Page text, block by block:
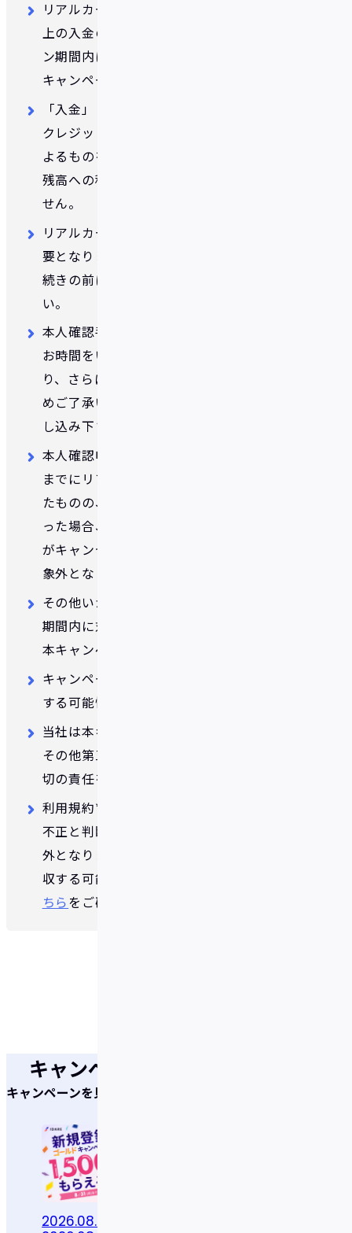
リアルカードの発行手続き、合計2,000円以
上の入金の順序は問いません。キャンペー
ン期間内に両方の条件ともに満たせば、本
キャンペーンの対象となります。
「入金」とは、現金（コンビニ・ATM）、
クレジットカード、銀行口座、口座振込に
よるものを指します。付与されたボーナスの
残高への移動や他者からの送金等は含みま
せん。
リアルカード発行には本人確認の完了が必
要となります。本人確認が未済の方は発行手
続きの前に必ず本人確認を行なってくださ
い。
本人確認手続きには、通常1～2営業日ほど
お時間をいただきます。混雑の度合いによ
り、さらに時間がかかる場合があります。予
めご了承いただき時間に余裕をもってお申
し込み下さい。
本人確認申請後、キャンペーン期間終了時
までにリアルカードの発行手続きを行なっ
たものの、不備等で本人確認が完了しなか
った場合、リアルカード発行のお申し込み
がキャンセル扱いとなり、本キャンペーン対
象外となります。
その他いかなる理由があってもキャンペーン
期間内に対象条件を満たさなかった場合、
本キャンペーン対象外となります。
キャンペーンは予告なく変更・中止・延長
する可能性がございます。
当社は本キャンペーンに関連して当事者、
その他第三者に発生した損害について、一
切の責任を負いません。
利用規約*等に反した場合、当社が合理的に
不正と判断した場合はキャンペーンの対象
外となります。また、付与したボーナスを没
収する可能性がございます。 *利用規約は
ちらをご確認ください。
キャンペーン
キャンペーンを見逃さない！
2026.08.05 〜